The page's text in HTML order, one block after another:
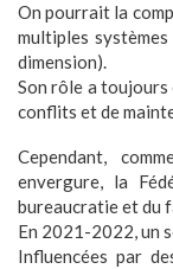
On pourrait la
multiples
dimension).
Son rôle a toujours
conflits et de
Cependant,
envergure, la
bureaucratie et du
En 2021-2022, un
Influencées par